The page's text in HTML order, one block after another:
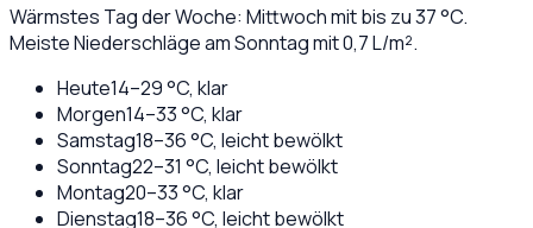
Wärmstes Tag der Woche: Mittwoch mit bis zu 37 °C.
Meiste Niederschläge am Sonntag mit 0,7 L/m².
Heute14–29°C, klar
Morgen14–33°C, klar
Samstag18–36°C, leicht bewölkt
Sonntag22–31 °C, leicht bewölkt
Montag20–33°C, klar
Dienstag18–36°C, leicht bewölkt